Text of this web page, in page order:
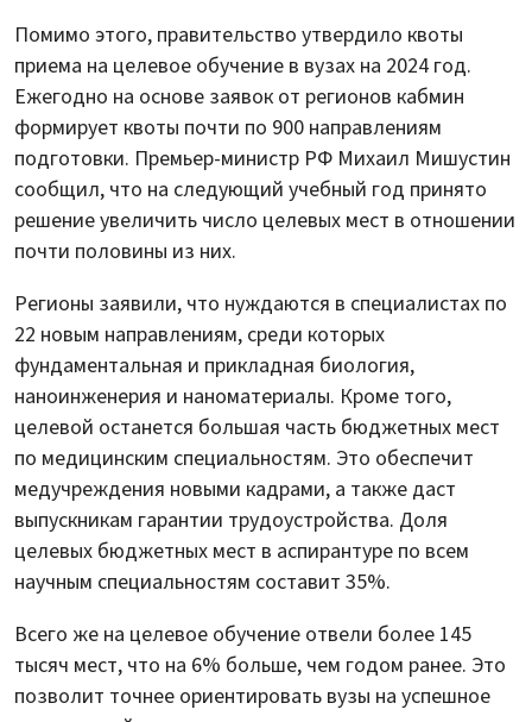
Помимо этого, правительство утвердило квоты
приема на целевое обучение в вузах на 2024 год.
Ежегодно на основе заявок от регионов кабмин
формирует квоты почти по 900 направлениям
подготовки. Премьер-министр РФ Михаил Мишустин
сообщил, что на следующий учебный год принято
решение увеличить число целевых мест в отношении
почти половины из них.
Регионы заявили, что нуждаются в специалистах по
22 новым направлениям, среди которых
фундаментальная и прикладная биология,
наноинженерия и наноматериалы. Кроме того,
целевой останется большая часть бюджетных мест
по медицинским специальностям. Это обеспечит
медучреждения новыми кадрами, а также даст
выпускникам гарантии трудоустройства. Доля
целевых бюджетных мест в аспирантуре по всем
научным специальностям составит 35%.
Всего же на целевое обучение отвели более 145
тысяч мест, что на 6% больше, чем годом ранее. Это
позволит точнее ориентировать вузы на успешное